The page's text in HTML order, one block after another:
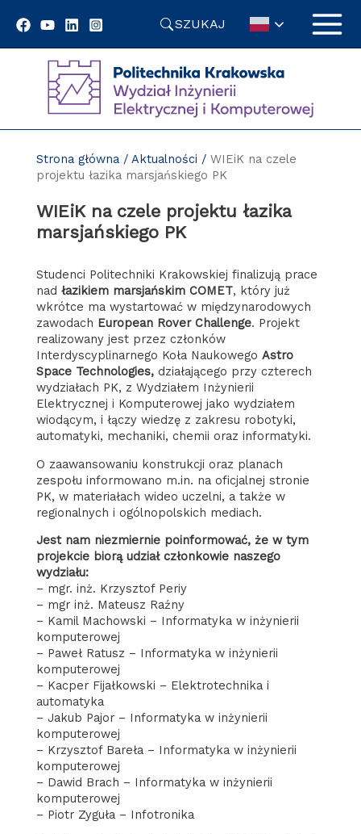
SZUKAJ
Strona główna/ Aktualności / WIEiK na czele
projektu łazika marsjańskiego PK
WIEiK na czele projektu łazika
marsjańskiego PK
Studenci Politechniki Krakowskiej finalizują prace
nad łazikiem marsjańskim COMET, który już
wkrótce ma wystartować w międzynarodowych
zawodach European Rover Challenge. Projekt
realizowany jest przez członków
Interdyscyplinarnego Koła Naukowego Astro
Space Technologies,działającego przy czterech
wydziałach PK, z Wydziałem Inżynierii
Elektrycznej i Komputerowej jako wydziałem
wiodącym, i łączy wiedzę z zakresu robotyki,
automatyki, mechaniki, chemii oraz informatyki.
O zaawansowaniu konstrukcji oraz planach
zespołu informowano m.in. na oficjalnej stronie
PK, w materiałach wideo uczelni, a także w
regionalnych i ogólnopolskich mediach.
Jest nam niezmiernie poinformować, że w tym
projekcie biorą udział członkowie naszego
wydziału:
– mgr. inż. Krzysztof Periy
– mgr inż. Mateusz Raźny
– Kamil Machowski – Informatyka w inżynierii
komputerowej
– Paweł Ratusz – Informatyka w inżynierii
komputerowej
– Kacper Fijałkowski – Elektrotechnika i
automatyka
– Jakub Pajor – Informatyka w inżynierii
komputerowej
– Krzysztof Bareła – Informatyka w inżynierii
komputerowej
– Dawid Brach – Informatyka w inżynierii
komputerowej
– Piotr Zyguła – Infotronika